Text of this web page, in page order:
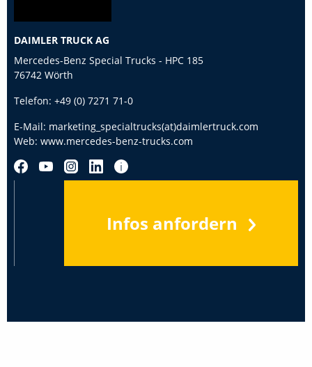
DAIMLER TRUCK AG
Mercedes-Benz Special Trucks - HPC 185
76742 Wörth
Telefon: +49 (0) 7271 71-0
E-Mail: marketing_specialtrucks(at)daimlertruck.com
Web: www.mercedes-benz-trucks.com
Infos anfordern